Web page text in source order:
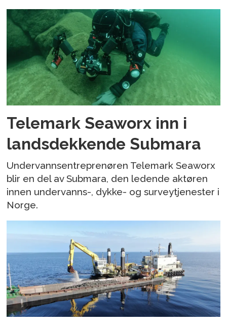
Telemark Seaworx inn i
landsdekkende Submara
Undervannsentreprenøren Telemark Seaworx
blir en del av Submara, den ledende aktøren
innen undervanns-, dykke- og surveytjenester i
Norge.